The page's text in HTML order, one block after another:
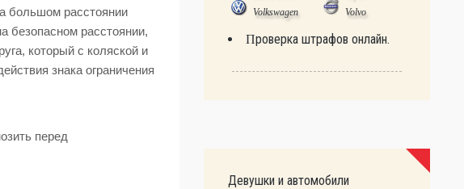
большом расстоянии
безопасном расстоянии,
который с коляской и
знака ограничения
перед
Volkswagen
Volvo
Проверка штрафов онлайн.
Девушки и автомобили